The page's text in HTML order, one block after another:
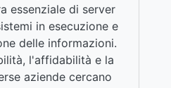
essenziale di server
in esecuzione e
delle informazioni.
l'affidabilità e la
aziende cercano